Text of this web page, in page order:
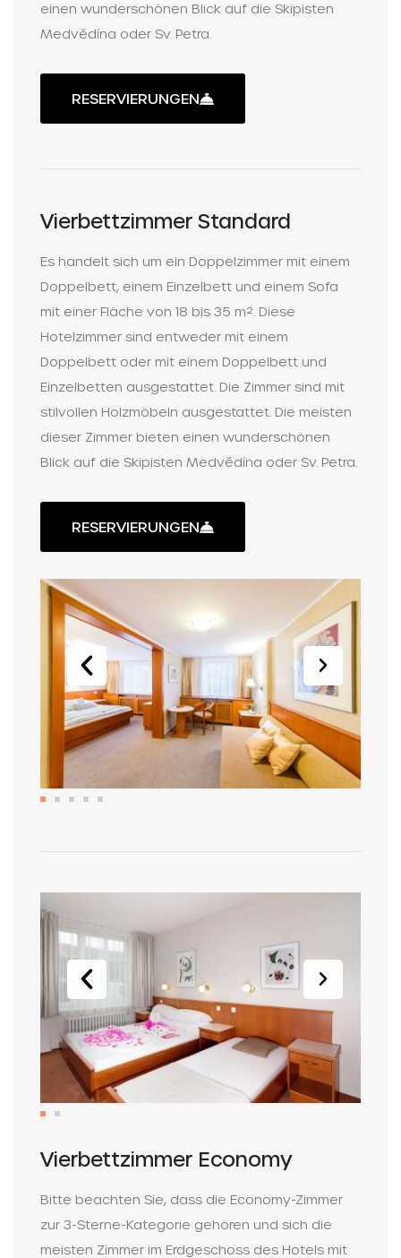
einen wunderschönen Blick auf die Skipisten
Medvědína oder Sv. Petra.
RESERVIERUNGEN
Vierbettzimmer Standard
Es handelt sich um ein Doppelzimmer mit einem
Doppelbett, einem Einzelbett und einem Sofa
mit einer Fläche von 18 bis 35 m². Diese
Hotelzimmer sind entweder mit einem
Doppelbett oder mit einem Doppelbett und
Einzelbetten ausgestattet. Die Zimmer sind mit
stilvollen Holzmöbeln ausgestattet. Die meisten
dieser Zimmer bieten einen wunderschönen
Blick auf die Skipisten Medvědína oder Sv. Petra.
RESERVIERUNGEN
Vierbettzimmer Economy
Bitte beachten Sie, dass die Economy-Zimmer
zur 3-Sterne-Kategorie gehören und sich die
meisten Zimmer im Erdgeschoss des Hotels mit